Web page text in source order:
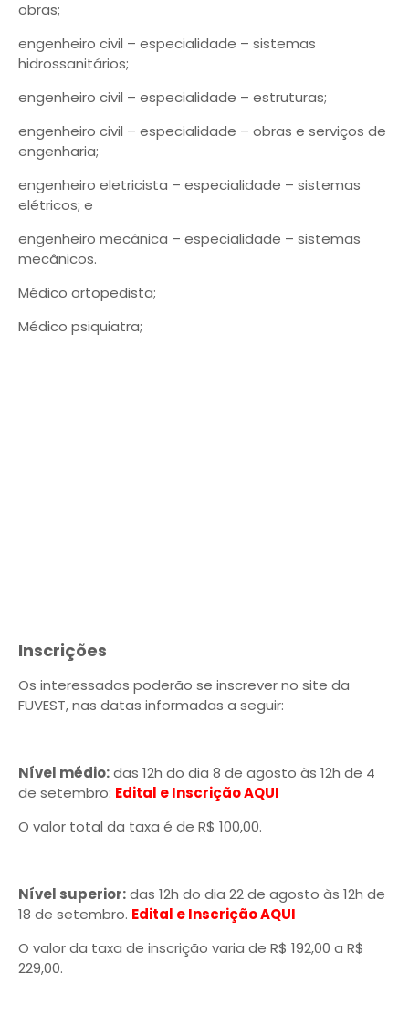
obras;
engenheiro civil – especialidade – sistemas
hidrossanitários;
engenheiro civil – especialidade – estruturas;
engenheiro civil – especialidade – obras e serviços de
engenharia;
engenheiro eletricista – especialidade – sistemas
elétricos; e
engenheiro mecânica – especialidade – sistemas
mecânicos.
Médico ortopedista;
Médico psiquiatra;
Inscrições
Os interessados poderão se inscrever no site da
FUVEST, nas datas informadas a seguir:
Nível médio:das 12h do dia 8 de agosto às 12h de 4
de setembro: Edital e Inscrição AQUI
O valor total da taxa é de R$ 100,00.
Nível superior:das 12h do dia 22 de agosto às 12h de
18 de setembro. Edital e Inscrição AQUI
O valor da taxa de inscrição varia de R$ 192,00 a R$
229,00.